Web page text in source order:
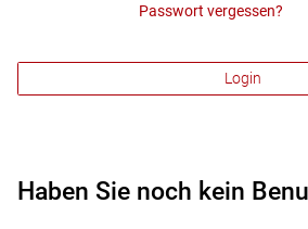
Passwort vergessen?
Login
Haben Sie noch kein